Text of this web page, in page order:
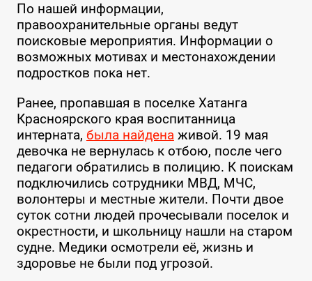
По нашей информации,
правоохранительные органы ведут
поисковые мероприятия. Информации о
возможных мотивах и местонахождении
подростков пока нет.
Ранее, пропавшая в поселке Хатанга
Красноярского края воспитанница
интерната, была найдена живой. 19 мая
девочка не вернулась к отбою, после чего
педагоги обратились в полицию. К поискам
подключились сотрудники МВД, МЧС,
волонтеры и местные жители. Почти двое
суток сотни людей прочесывали поселок и
окрестности, и школьницу нашли на старом
судне. Медики осмотрели её, жизнь и
здоровье не были под угрозой.